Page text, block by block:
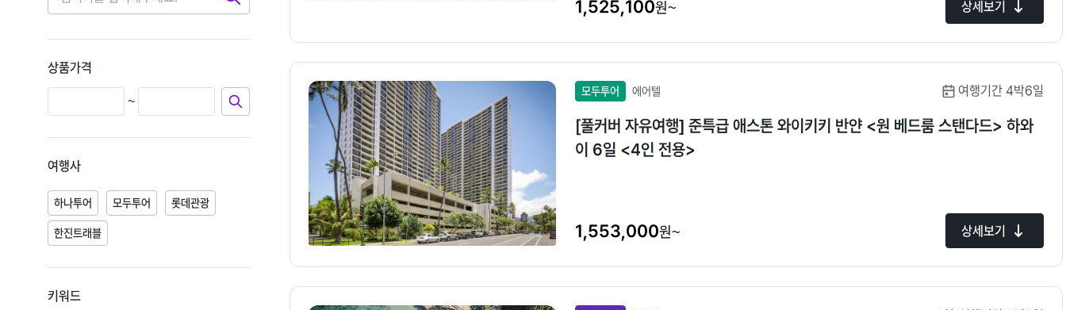
검
색
상품가격
~
여행사
하나투어 모두투어 롯데관광
한진트래블
키워드
1,525,100원~ 상세보기
모두투어 에어텔 여행기간 4박6일
[풀커버 자유여행] 준특급 애스톤 와이키키 반얀 <원 베드룸 스탠다드> 하와
이 6일 <4인 전용>
1,553,000원~ 상세보기